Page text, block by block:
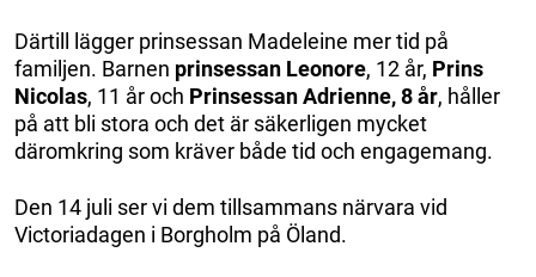
Därtill lägger prinsessan Madeleine mer tid på
familjen. Barnen prinsessan Leonore, 12 år, Prins
Nicolas, 11 år och Prinsessan Adrienne, 8 år, håller
på att bli stora och det är säkerligen mycket
däromkring som kräver både tid och engagemang.
Den 14 juli ser vi dem tillsammans närvara vid
Victoriadagen i Borgholm på Öland.